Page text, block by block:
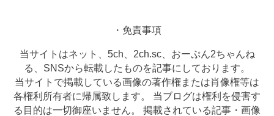
・免責事項
当サイトはネット、5ch、2ch.sc、おーぷん2ちゃんね
る、SNSから転載したものを記事にしております。
当サイトで掲載している画像の著作権または肖像権等は
各権利所有者に帰属致します。 当ブログは権利を侵害す
る目的は一切御座いません。 掲載されている記事・画像